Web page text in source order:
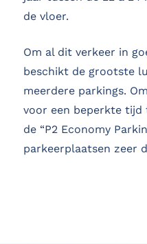
de vloer.
Om al dit verkeer in
beschikt de grootste
meerdere parkings.
voor een beperkte tijd
de “P2 Economy
parkeerplaatsen zeer